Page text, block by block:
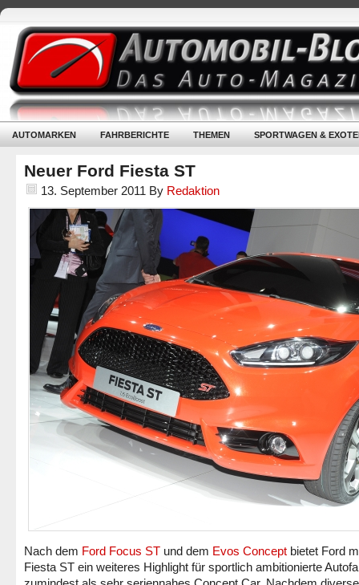
AUTOMARKEN FAHRBERICHTE THEMEN SPORTWAGEN &
Neuer Ford Fiesta ST
13. September 2011 By Redaktion
Nach dem Ford Focus ST und dem Evos Concept bietet Ford
Fiesta ST ein weiteres Highlight für sportlich ambitionierte